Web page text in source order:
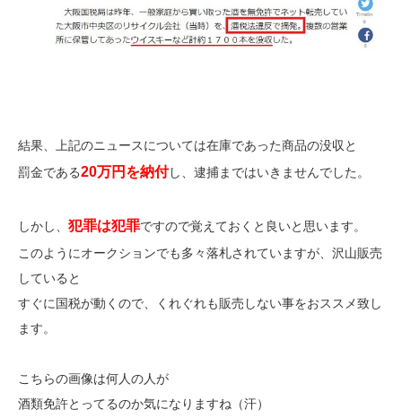
結果、上記のニュースについては在庫であった商品の没収と
罰金である20万円を納付し、逮捕まではいきませんでした。
しかし、 犯罪は犯罪ですので覚えておくと良いと思います。
このようにオークションでも多々落札されていますが、沢山販売
していると
すぐに国税が動くので、くれぐれも販売しない事をおススメ致し
ます。
こちらの画像は何人の人が
酒類免許とってるのか気になりますね（汗）